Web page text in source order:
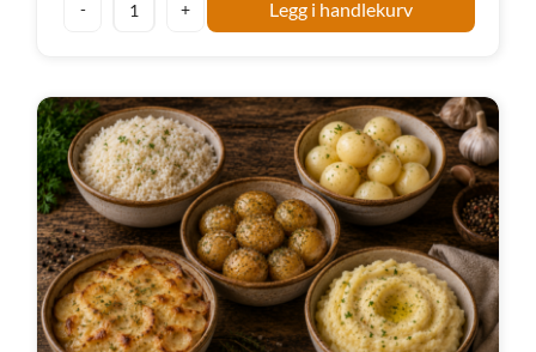
Grytetilbehør
antall
Legg i handlekurv